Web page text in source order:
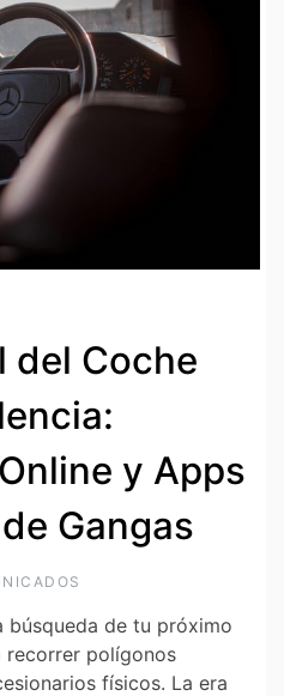
del Coche
y Apps
Gangas
búsqueda de tu próximo
recorrer polígonos
físicos. La era